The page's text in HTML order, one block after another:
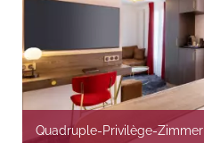
Quadruple-Privilège-Zimmer